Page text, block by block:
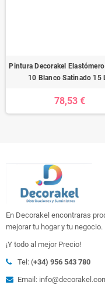
Pintura Decorakel
10 Blanco Satinado 15
78,53 €
En Decorakel encontraras
mejorar tu hogar y tu negocio.
¡Y todo al mejor Precio!
Tel: (+34) 956 543 780
Email: